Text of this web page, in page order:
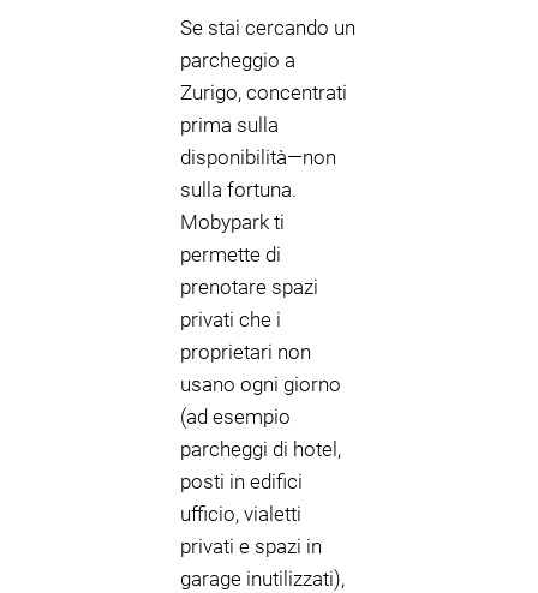
Se stai cercando un
parcheggio a
Zurigo, concentrati
prima sulla
disponibilità—non
sulla fortuna.
Mobypark ti
permette di
prenotare spazi
privati che i
proprietari non
usano ogni giorno
(ad esempio
parcheggi di hotel,
posti in edifici
ufficio, vialetti
privati e spazi in
garage inutilizzati),